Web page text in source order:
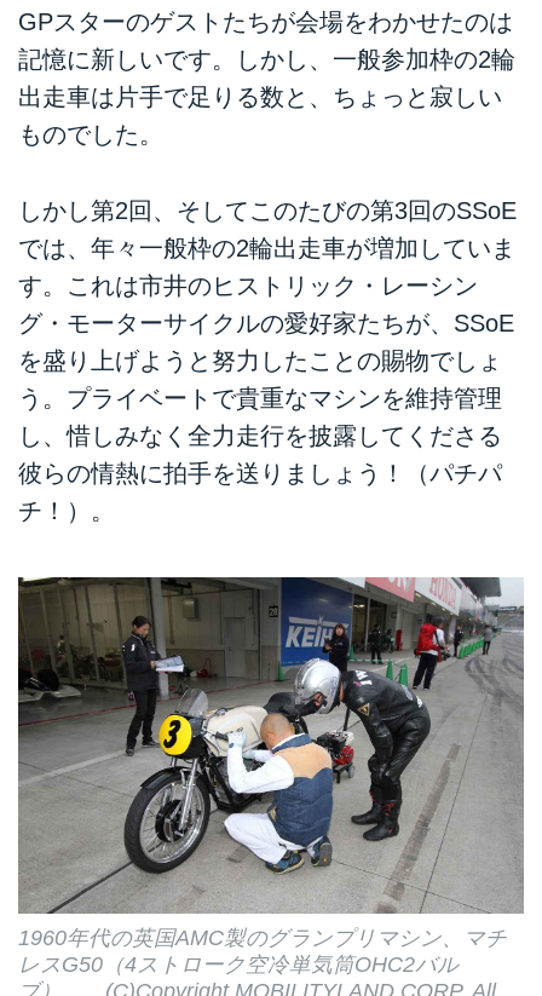
GPスターのゲストたちが会場をわかせたのは
記憶に新しいです。しかし、一般参加枠の2輪
出走車は片手で足りる数と、ちょっと寂しい
ものでした。
しかし第2回、そしてこのたびの第3回のSSoE
では、年々一般枠の2輪出走車が増加していま
す。これは市井のヒストリック・レーシン
グ・モーターサイクルの愛好家たちが、SSoE
を盛り上げようと努力したことの賜物でしょ
う。プライベートで貴重なマシンを維持管理
し、惜しみなく全力走行を披露してくださる
彼らの情熱に拍手を送りましょう！（パチパ
チ！）。
1960年代の英国AMC製のグランプリマシン、マチ
レスG50（4ストローク空冷単気筒OHC2バル